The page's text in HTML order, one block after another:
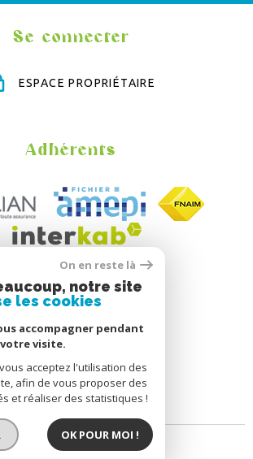
Se connecter
ESPACE PROPRIÉTAIRE
Adhérents
On en reste là
notre site
les cookies
accompagner pendant
votre visite.
acceptez l'utilisation des
afin de vous proposer des
et réaliser des statistiques !
OK POUR MOI !